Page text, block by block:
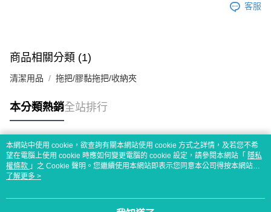
客服
商品相關分類 (1)
清潔用品 拖把/膠黏拖把/收納夾
本分類熱銷全站排行
熱門標籤
本網站中使用 cookie，欲查詢有關本網站使用 cookie 方式之詳情，及若您不希
望在電腦上使用 cookie 時應如何變更電腦的 cookie 設定，請參閱本網站「 隱私
權條款 」之 Cookie 聲明。您繼續使用本網站即表示您同意本公司得按本網站使
用條款之 Cookie 聲明使用 cookie。
了解更多 >